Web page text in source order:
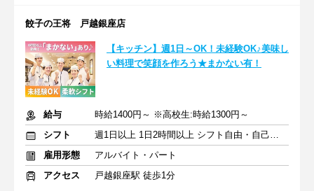
餃子の王将 戸越銀座店
【キッチン】週1日～OK！未経験OK♪美味し
い料理で笑顔を作ろう★まかない有！
給与
時給1400円～ ※高校生:時給1300円～
シフト
週1日以上 1日2時間以上 シフト自由・自己申告
雇用形態
アルバイト・パート
アクセス
戸越銀座駅 徒歩1分